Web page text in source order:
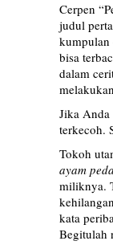
Cerpen
judul
kumpulan
bisa
dalam
Jika Anda
terkecoh.
Tokoh
ayam
miliknya.
kata
Begitulah